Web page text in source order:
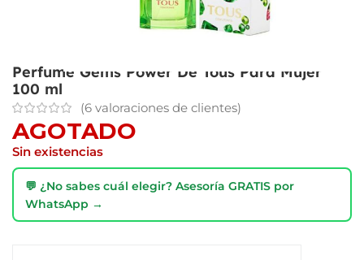
Perfume Gems Power De Tous Para Mujer
100 ml
(6 valoraciones de clientes)
AGOTADO
Sin existencias
💬 ¿No sabes cuál elegir? Asesoría GRATIS por
WhatsApp →